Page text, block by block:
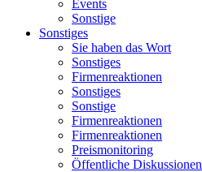
Events
Sonstige
Sonstiges
Sie haben das Wort
Sonstiges
Firmenreaktionen
Sonstiges
Sonstige
Firmenreaktionen
Firmenreaktionen
Preismonitoring
Öffentliche Diskussionen